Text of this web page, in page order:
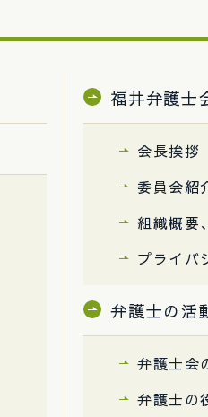
福井弁護士
会長挨拶
委員会紹
組織概要
プライバ
弁護士の活
弁護士会
弁護士の